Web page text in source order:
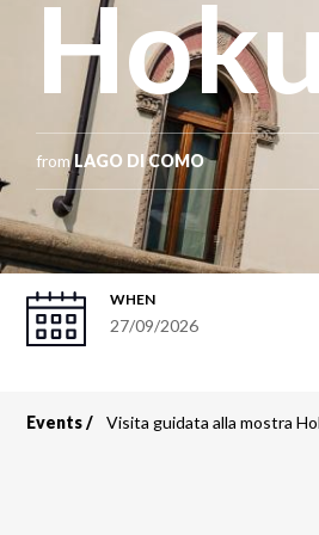
fromLAGO DI COMO
WHEN
27/09/2026
Breadcrumb
Events Visita guidata alla mostra